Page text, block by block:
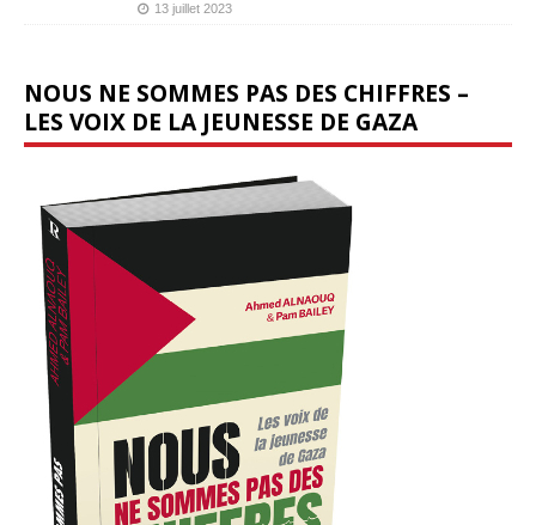
13 juillet 2023
NOUS NE SOMMES PAS DES CHIFFRES –
LES VOIX DE LA JEUNESSE DE GAZA